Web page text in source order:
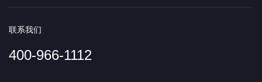
联系我们
400-966-1112